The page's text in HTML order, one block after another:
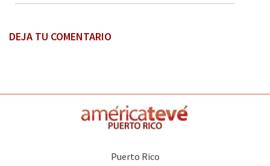
DEJA TU COMENTARIO
Puerto Rico